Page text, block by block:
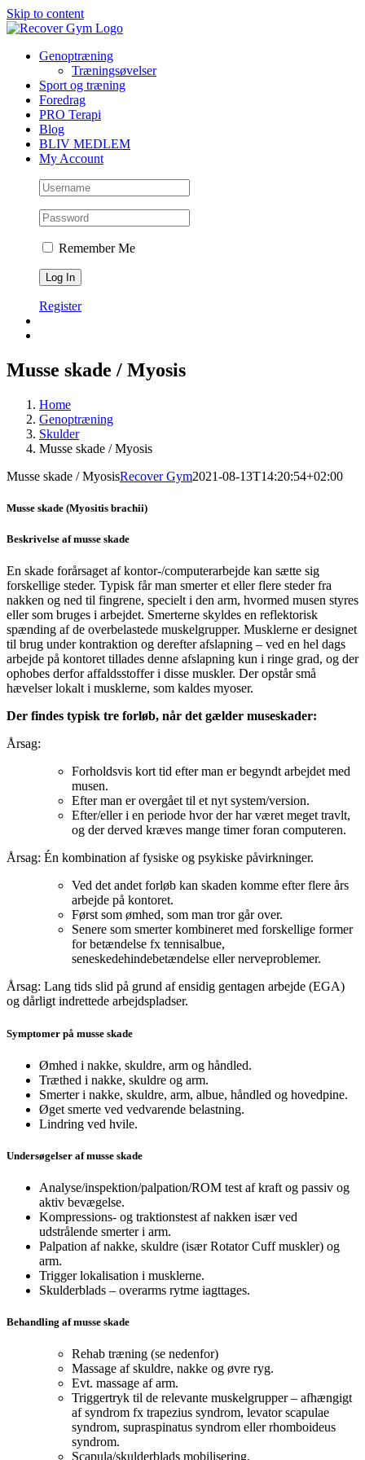
Skip to content
Genoptræning
Træningsøvelser
Sport og træning
Foredrag
PRO Terapi
Blog
BLIV MEDLEM
My Account
Remember Me
Register
Musse skade / Myosis
Home
Genoptræning
Skulder
Musse skade / Myosis
Musse skade / MyosisRecover Gym2021-08-13T14:20:54+02:00
Musse skade (Myositis brachii)
Beskrivelse af musse skade
En skade forårsaget af kontor-/computerarbejde kan sætte sig
forskellige steder. Typisk får man smerter et eller flere steder fra
nakken og ned til fingrene, specielt i den arm, hvormed musen styres
eller som bruges i arbejdet. Smerterne skyldes en reflektorisk
spænding af de overbelastede muskelgrupper. Musklerne er designet
til brug under kontraktion og derefter afslapning – ved en hel dags
arbejde på kontoret tillades denne afslapning kun i ringe grad, og der
ophobes derfor affaldsstoffer i disse muskler. Der opstår små
hævelser lokalt i musklerne, som kaldes myoser.
Der findes typisk tre forløb, når det gælder museskader:
Årsag:
Forholdsvis kort tid efter man er begyndt arbejdet med
musen.
Efter man er overgået til et nyt system/version.
Efter/eller i en periode hvor der har været meget travlt,
og der derved kræves mange timer foran computeren.
Årsag: Én kombination af fysiske og psykiske påvirkninger.
Ved det andet forløb kan skaden komme efter flere års
arbejde på kontoret.
Først som ømhed, som man tror går over.
Senere som smerter kombineret med forskellige former
for betændelse fx tennisalbue,
seneskedehindebetændelse eller nerveproblemer.
Årsag: Lang tids slid på grund af ensidig gentagen arbejde (EGA)
og dårligt indrettede arbejdspladser.
Symptomer på musse skade
Ømhed i nakke, skuldre, arm og håndled.
Træthed i nakke, skuldre og arm.
Smerter i nakke, skuldre, arm, albue, håndled og hovedpine.
Øget smerte ved vedvarende belastning.
Lindring ved hvile.
Undersøgelser af musse skade
Analyse/inspektion/palpation/ROM test af kraft og passiv og
aktiv bevægelse.
Kompressions- og traktionstest af nakken især ved
udstrålende smerter i arm.
Palpation af nakke, skuldre (især Rotator Cuff muskler) og
arm.
Trigger lokalisation i musklerne.
Skulderblads – overarms rytme iagttages.
Behandling af musse skade
Rehab træning (se nedenfor)
Massage af skuldre, nakke og øvre ryg.
Evt. massage af arm.
Triggertryk til de relevante muskelgrupper – afhængigt
af syndrom fx trapezius syndrom, levator scapulae
syndrom, supraspinatus syndrom eller rhomboideus
syndrom.
Scapula/skulderblads mobilisering.